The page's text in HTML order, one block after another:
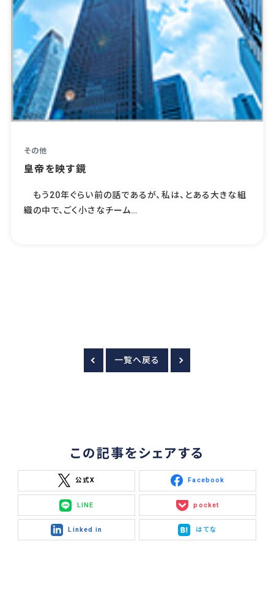
その他
皇帝を映す鏡
もう20年ぐらい前の話であるが、私は、とある大きな組
織の中で、ごく小さなチーム…
一覧へ戻る
この記事をシェアする
公式X Facebook
LINE pocket
Linked in はてな